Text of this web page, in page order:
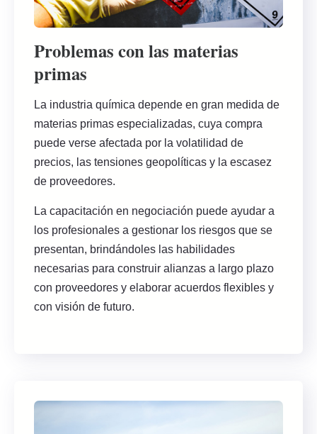
Problemas con las materias
primas
La industria química depende en gran medida de
materias primas especializadas, cuya compra
puede verse afectada por la volatilidad de
precios, las tensiones geopolíticas y la escasez
de proveedores.
La capacitación en negociación puede ayudar a
los profesionales a gestionar los riesgos que se
presentan, brindándoles las habilidades
necesarias para construir alianzas a largo plazo
con proveedores y elaborar acuerdos flexibles y
con visión de futuro.